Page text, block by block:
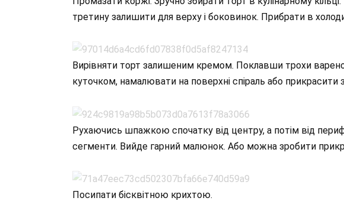
третину залишити для верху і боковинок. Прибрати в
Вирівняти торт залишеним кремом. Поклавши трохи
куточком, намалювати на поверхні спіраль або прикрасити
Рухаючись шпажкою спочатку від центру, а потім від
сегменти. Вийде гарний малюнок. Або можна зробити
Посипати бісквітною крихтою.